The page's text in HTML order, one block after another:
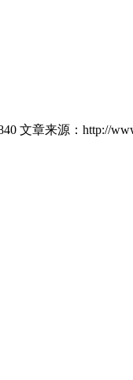
文章来源：http://